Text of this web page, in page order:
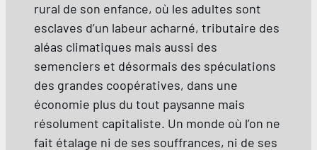
rural de son enfance, où les adultes sont
esclaves d’un labeur acharné, tributaire des
aléas climatiques mais aussi des
semenciers et désormais des spéculations
des grandes coopératives, dans une
économie plus du tout paysanne mais
résolument capitaliste. Un monde où l’on ne
fait étalage ni de ses souffrances, ni de ses